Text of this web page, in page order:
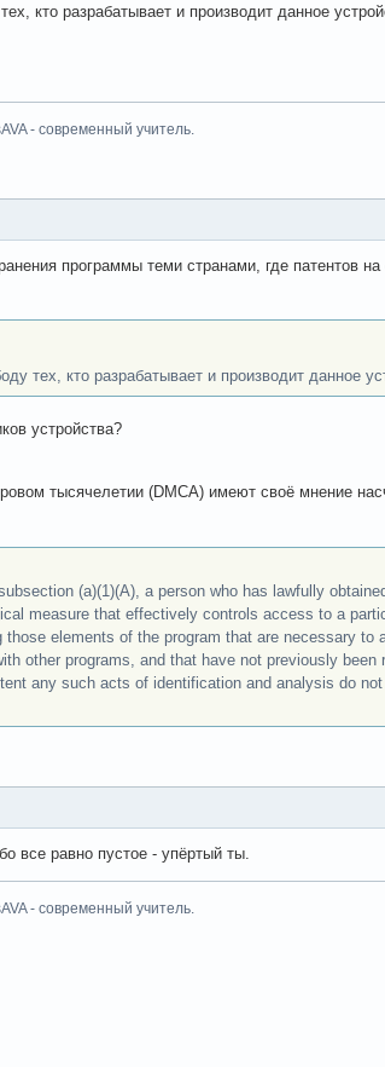
кто разрабатывает и производит данное
- современный учитель.
программы теми странами, где патентов
тех, кто разрабатывает и производит данное
устройства?
тысячелетии (DMCA) имеют своё мнение
(a)(1)(A), a person who has lawfully
measure that effectively controls access to a
elements of the program that are necessary to
other programs, and that have not previously been
any such acts of identification and analysis do
все равно пустое - упёртый ты.
- современный учитель.